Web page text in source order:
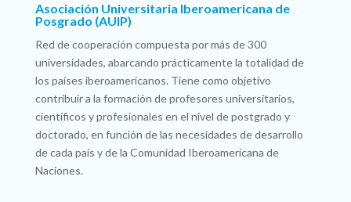
Asociación Universitaria Iberoamericana de
Posgrado (AUIP)
Red de cooperación compuesta por más de 300
universidades, abarcando prácticamente la totalidad de
los países iberoamericanos. Tiene como objetivo
contribuir a la formación de profesores universitarios,
científicos y profesionales en el nivel de postgrado y
doctorado, en función de las necesidades de desarrollo
de cada país y de la Comunidad Iberoamericana de
Naciones.